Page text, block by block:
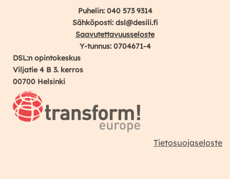
Puhelin: 040 573 9314
Sähköposti: dsl@desili.fi
Saavutettavuusseloste
Y-tunnus: 0704671-4
DSL:n opintokeskus
Viljatie 4 B 3. kerros
00700 Helsinki
Tietosuojaseloste